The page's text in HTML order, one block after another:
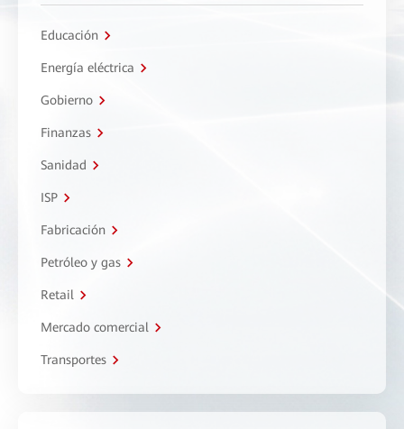
Educación
Energía eléctrica
Gobierno
Finanzas
Sanidad
ISP
Fabricación
Petróleo y gas
Retail
Mercado comercial
Transportes